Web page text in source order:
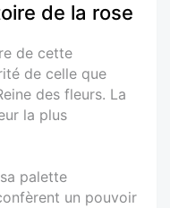
de la rose
de cette
de celle que
des fleurs. La
la plus
palette
un pouvoir